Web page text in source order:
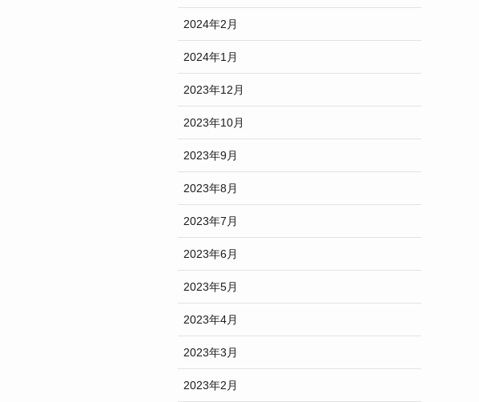
2024年2月
2024年1月
2023年12月
2023年10月
2023年9月
2023年8月
2023年7月
2023年6月
2023年5月
2023年4月
2023年3月
2023年2月